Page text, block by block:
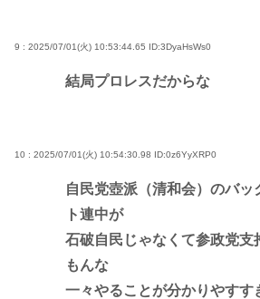
9 : 2025/07/01(火) 10:53:44.65 ID:3DyaHsWs0
結局プロレスだからな
10 : 2025/07/01(火) 10:54:30.98 ID:0z6YyXRP0
自民党壺派（清和会）のバッ
ト連中が
石破自民じゃなくて参政党支
もんな
一々やることが分かりやすす